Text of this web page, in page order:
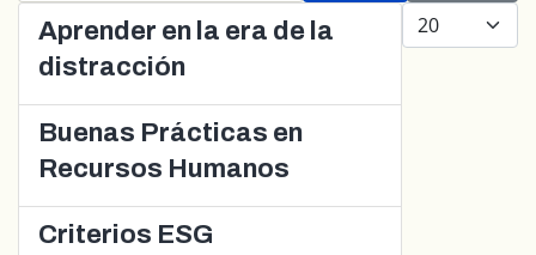
Cantidad a
Aprender en la era de la
distracción
Buenas Prácticas en
Recursos Humanos
Criterios ESG